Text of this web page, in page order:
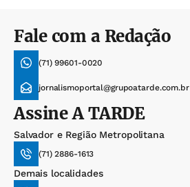
Fale com a Redação
(71) 99601-0020
jornalismoportal@grupoatarde.com.br
AssineA TARDE
Salvador e Região Metropolitana
(71) 2886-1613
Demais localidades